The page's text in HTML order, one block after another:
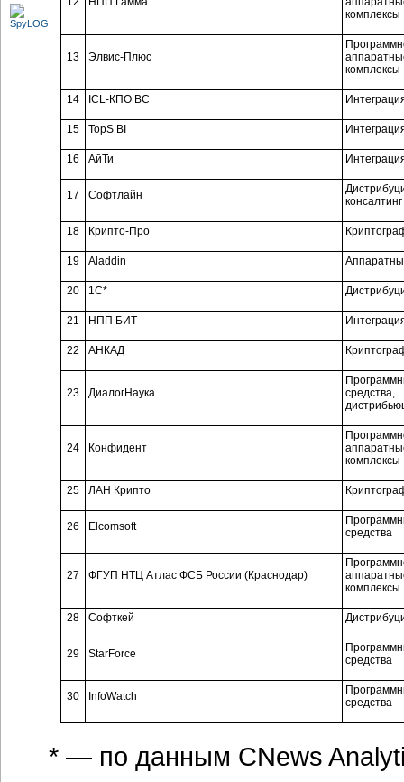
комплексы
13 Элвис-Плюс
комплексы
14 ICL-КПО ВС
15 TopS BI
16 АйТи
17 Софтлайн
консалтинг
18 Крипто-Про
19 Aladdin
20 1C*
21 НПП БИТ
22 АНКАД
23 ДиалогНаука
средства,
24 Конфидент
комплексы
25 ЛАН Крипто
26 Elcomsoft
средства
27 ФГУП НТЦ Атлас ФСБ России (Краснодар)
комплексы
28 Софткей
29 StarForce
средства
30 InfoWatch
средства
* — по данным CNews